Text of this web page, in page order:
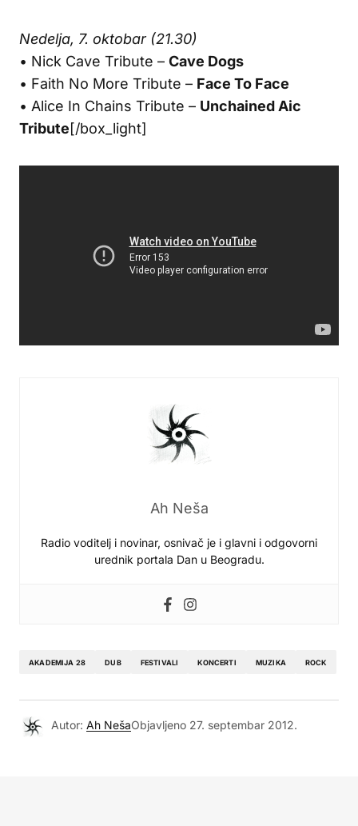
Nedelja, 7. oktobar (21.30)
• Nick Cave Tribute – Cave Dogs
• Faith No More Tribute – Face To Face
• Alice In Chains Tribute – Unchained Aic
Tribute[/box_light]
Ah Neša
Radio voditelj i novinar, osnivač je i glavni i odgovorni
urednik portala Dan u Beogradu.
AKADEMIJA 28 DUB FESTIVALI KONCERTI MUZIKA ROCK
Autor: Ah NešaObjavljeno 27. septembar 2012.